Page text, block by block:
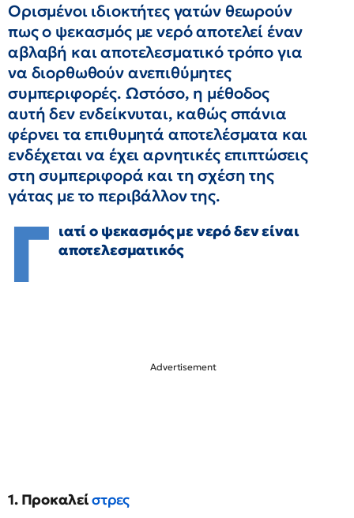
Ορισμένοι ιδιοκτήτες γατών θεωρούν
πως ο ψεκασμός με νερό αποτελεί έναν
αβλαβή και αποτελεσματικό τρόπο για
να διορθωθούν ανεπιθύμητες
συμπεριφορές. Ωστόσο, η μέθοδος
αυτή δεν ενδείκνυται, καθώς σπάνια
φέρνει τα επιθυμητά αποτελέσματα και
ενδέχεται να έχει αρνητικές επιπτώσεις
στη συμπεριφορά και τη σχέση της
γάτας με το περιβάλλον της.
Γ ιατί ο ψεκασμός με νερό δεν είναι
αποτελεσματικός
1. Προκαλείστρες